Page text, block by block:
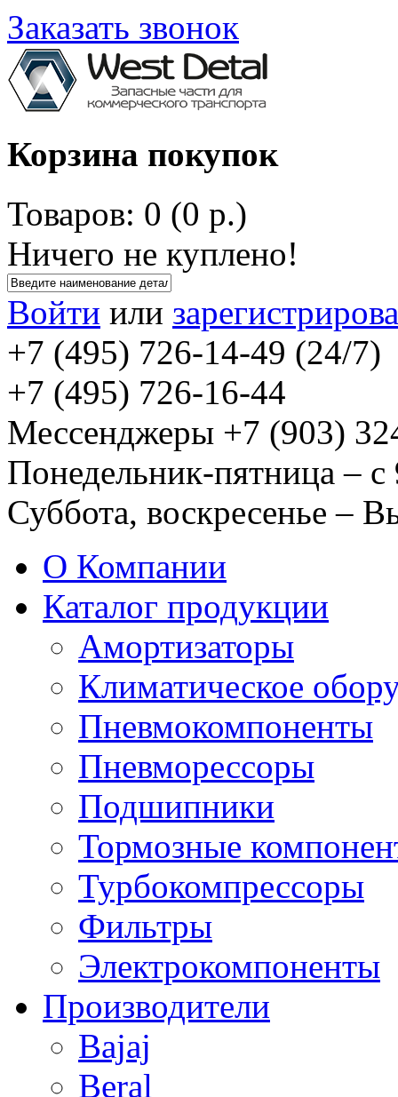
Заказать звонок
Корзина покупок
Товаров: 0 (0 р.)
Ничего не куплено!
Войти или
+7 (495) 726-14-49 (24/7)
+7 (495) 726-16-44
Мессенджеры +7 (903)
Понедельник-пятница –
Суббота, воскресенье –
О Компании
Каталог продукции
Амортизаторы
Климатическое
Пневмокомпоненты
Пневморессоры
Подшипники
Тормозные
Турбокомпрессоры
Фильтры
Электрокомпоненты
Производители
Bajaj
Beral